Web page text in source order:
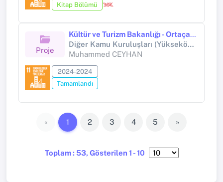
Kitap Bölümü
Proje
Kültür ve Turizm Bakanlığı - Ortaçağ ve Türk İslam Dönemi Eserleri Arkeolojik Yüzey Araştırması (2024)
Diğer Kamu Kuruluşları (Yükseköğretim Kurumları Hariç) (Diğer kamu kuruluşları (Yükseköğretim Kurumları hariç))
Muhammed CEYHAN
2024-2024
Tamamlandı
Toplam : 53, Gösterilen 1 - 10
« 1 2 3 4 5 »